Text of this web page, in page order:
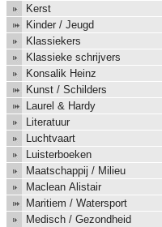
Kerst
Kinder / Jeugd
Klassiekers
Klassieke schrijvers
Konsalik Heinz
Kunst / Schilders
Laurel & Hardy
Literatuur
Luchtvaart
Luisterboeken
Maatschappij / Milieu
Maclean Alistair
Maritiem / Watersport
Medisch / Gezondheid